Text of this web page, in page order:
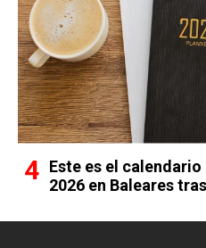
Este es el
2026 en Baleares